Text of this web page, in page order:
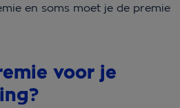
en soms moet je de premie
voor je